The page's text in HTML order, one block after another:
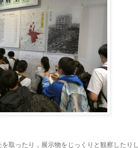
取ったり，展示物をじっくりと観察した